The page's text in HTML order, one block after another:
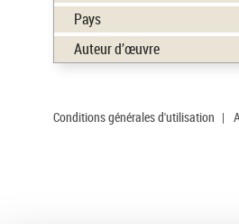
Pays
Auteur d’œuvre
Conditions générales d'utilisation |